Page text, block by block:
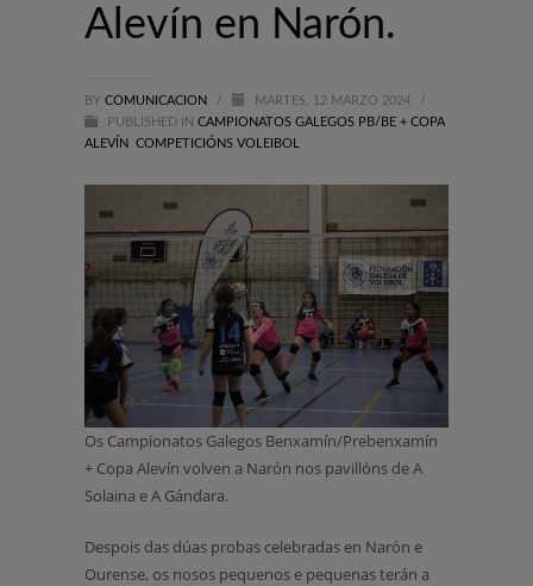
Alevín en Narón.
BY COMUNICACION / MARTES, 12 MARZO 2024
/
PUBLISHED IN CAMPIONATOS GALEGOS PB/BE + COPA
ALEVÍN
COMPETICIÓNS VOLEIBOL
Os Campionatos Galegos Benxamín/Prebenxamín
+ Copa Alevín volven a Narón nos pavillóns de A
Solaina e A Gándara.
Despois das dúas probas celebradas en Narón e
Ourense, os nosos pequenos e pequenas terán a